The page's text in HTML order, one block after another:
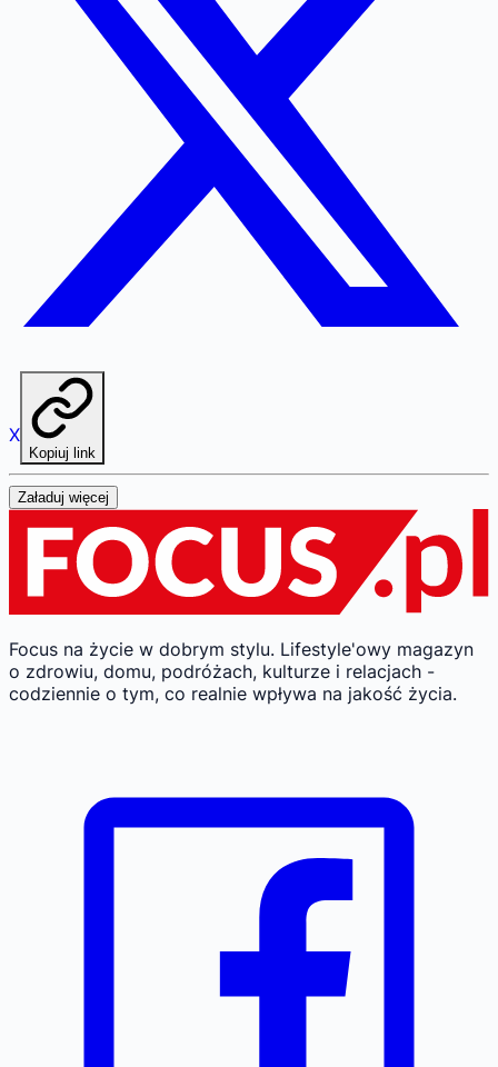
X
Kopiuj link
Załaduj więcej
Focus na życie w dobrym stylu. Lifestyle'owy magazyn
o zdrowiu, domu, podróżach, kulturze i relacjach -
codziennie o tym, co realnie wpływa na jakość życia.